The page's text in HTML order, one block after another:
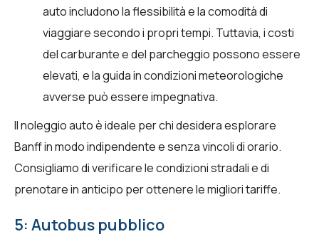
auto includono la flessibilità e la comodità di
viaggiare secondo i propri tempi. Tuttavia, i costi
del carburante e del parcheggio possono essere
elevati, e la guida in condizioni meteorologiche
avverse può essere impegnativa.
Il noleggio auto è ideale per chi desidera esplorare
Banff in modo indipendente e senza vincoli di orario.
Consigliamo di verificare le condizioni stradali e di
prenotare in anticipo per ottenere le migliori tariffe.
5: Autobus pubblico